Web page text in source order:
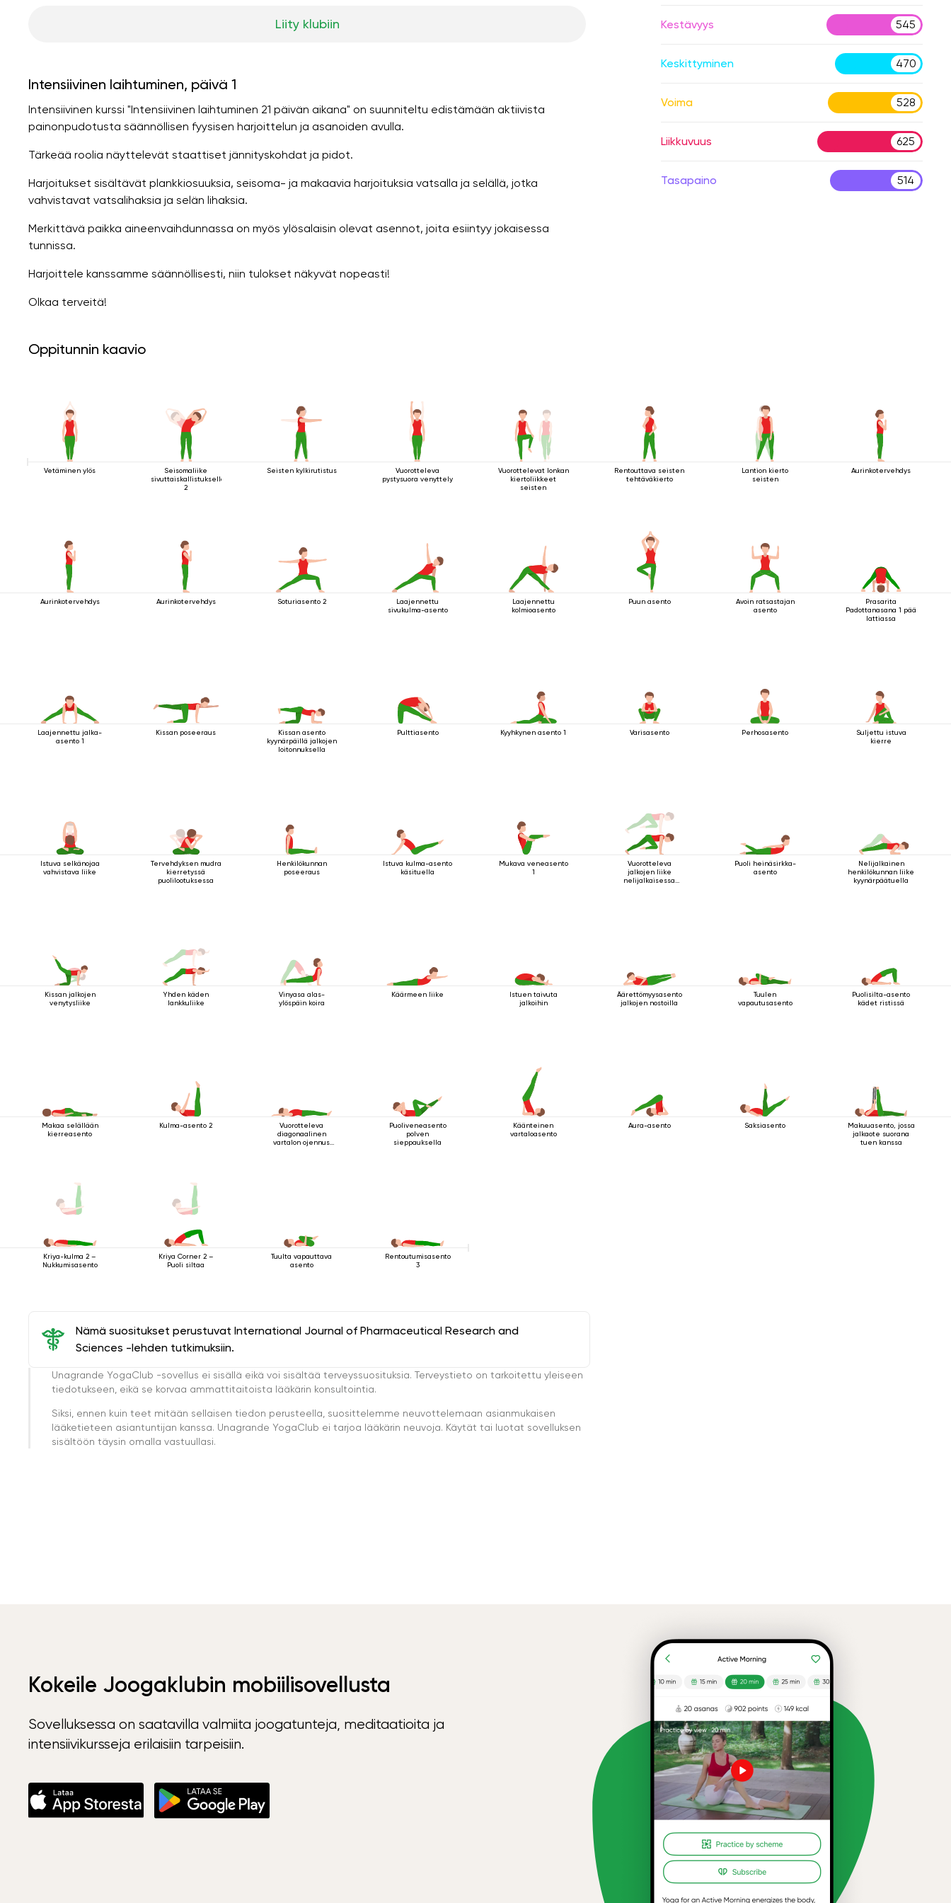
Liity klubiin
Intensiivinen laihtuminen, päivä 1
Intensiivinen kurssi "Intensiivinen laihtuminen 21 päivän aikana" on suunniteltu edistämään aktiivista
painonpudotusta säännöllisen fyysisen harjoittelun ja asanoiden avulla.
Tärkeää roolia näyttelevät staattiset jännityskohdat ja pidot.
Harjoitukset sisältävät plankkiosuuksia, seisoma- ja makaavia harjoituksia vatsalla ja selällä, jotka
vahvistavat vatsalihaksia ja selän lihaksia.
Merkittävä paikka aineenvaihdunnassa on myös ylösalaisin olevat asennot, joita esiintyy jokaisessa
tunnissa.
Harjoittele kanssamme säännöllisesti, niin tulokset näkyvät nopeasti!
Olkaa terveitä!
Kestävyys 545
Keskittyminen 470
Voima 528
Liikkuvuus 625
Tasapaino 514
Oppitunnin kaavio
Vetäminen ylös
Seisomaliike
sivuttaiskallistuksella
2
Seisten kylkirutistus
Vuorotteleva
pystysuora venyttely
Vuorottelevat lonkan
kiertoliikkeet
seisten
Rentouttava seisten
tehtäväkierto
Lantion kierto
seisten
Aurinkotervehdys
Aurinkotervehdys Aurinkotervehdys Soturiasento 2
Laajennettu
sivukulma-asento
Laajennettu
kolmioasento
Puun asento
Avoin ratsastajan
asento
Prasarita
Padottanasana 1 pää
lattiassa
Laajennettu jalka-
asento 1
Kissan poseeraus
Kissan asento
kyynärpäillä jalkojen
loitonnuksella
Pulttiasento Kyyhkynen asento 1 Varisasento Perhosasento
Suljettu istuva
kierre
Istuva selkänojaa
vahvistava liike
Tervehdyksen mudra
kierretyssä
puolilootuksessa
Henkilökunnan
poseeraus
Istuva kulma-asento
käsituella
Mukava veneasento
1
Vuorotteleva
jalkojen liike
nelijalkaisessa
Puoli heinäsirkka-
asento
Nelijalkainen
henkilökunnan liike
kyynärpäätuella
Kissan jalkojen
venytysliike
Yhden käden
lankkuliike
Vinyasa alas-
ylöspäin koira
Käärmeen liike
Istuen taivuta
jalkoihin
Äärettömyysasento
jalkojen nostoilla
Tuulen
vapautusasento
Puolisilta-asento
kädet ristissä
Makaa selällään
kierreasento
Kulma-asento 2
Vuorotteleva
diagonaalinen
vartalon ojennus
Puoliveneasento
polven
sieppauksella
Käänteinen
vartaloasento
Aura-asento Saksiasento
Makuuasento, jossa
jalkaote suorana
tuen kanssa
Kriya-kulma 2 –
Nukkumisasento
Kriya Corner 2 –
Puoli siltaa
Tuulta vapauttava
asento
Rentoutumisasento
3
Nämä suositukset perustuvat International Journal of Pharmaceutical Research and
Sciences -lehden tutkimuksiin.
Unagrande YogaClub -sovellus ei sisällä eikä voi sisältää terveyssuosituksia. Terveystieto on tarkoitettu yleiseen
tiedotukseen, eikä se korvaa ammattitaitoista lääkärin konsultointia.
Siksi, ennen kuin teet mitään sellaisen tiedon perusteella, suosittelemme neuvottelemaan asianmukaisen
lääketieteen asiantuntijan kanssa. Unagrande YogaClub ei tarjoa lääkärin neuvoja. Käytät tai luotat sovelluksen
sisältöön täysin omalla vastuullasi.
Kokeile Joogaklubin mobiilisovellusta
Sovelluksessa on saatavilla valmiita joogatunteja, meditaatioita ja
intensiivikursseja erilaisiin tarpeisiin.